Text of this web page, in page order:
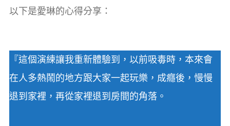
以下是愛琳的心得分享：
『這個演練讓我重新體驗到，以前吸毒時，本來會
在人多熱鬧的地方跟大家一起玩樂，成癮後，慢慢
退到家裡，再從家裡退到房間的角落。